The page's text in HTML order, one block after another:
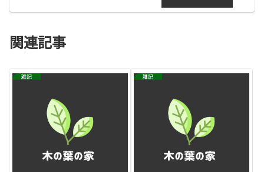
関連記事
雑記 雑記